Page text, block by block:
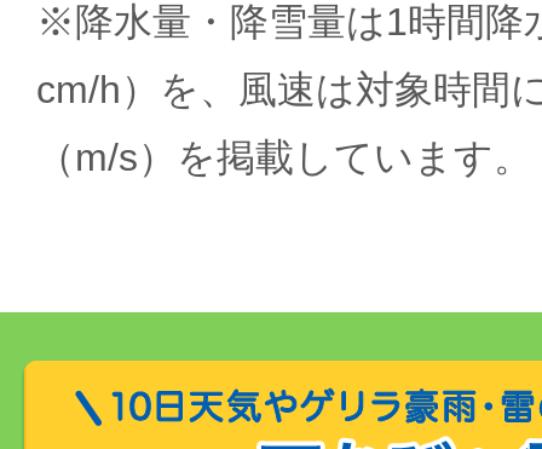
※降水量・降雪量は1時間降
cm/h）を、風速は対象時間
（m/s）を掲載しています。